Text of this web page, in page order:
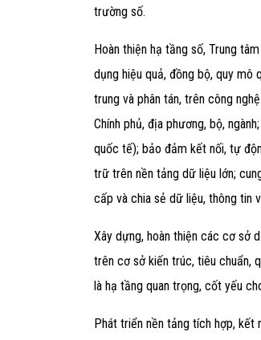
trường số.
Hoàn thiện hạ tầng số, Trung
dụng hiệu quả, đồng bộ, quy mô
trung và phân tán, trên công
Chính phủ, địa phương, bộ,
quốc tế); bảo đảm kết nối, tự
trữ trên nền tảng dữ liệu lớn;
cấp và chia sẻ dữ liệu, thông tin
Xây dựng, hoàn thiện các cơ sở
trên cơ sở kiến trúc, tiêu chuẩn,
là hạ tầng quan trọng, cốt yếu
Phát triển nền tảng tích hợp,